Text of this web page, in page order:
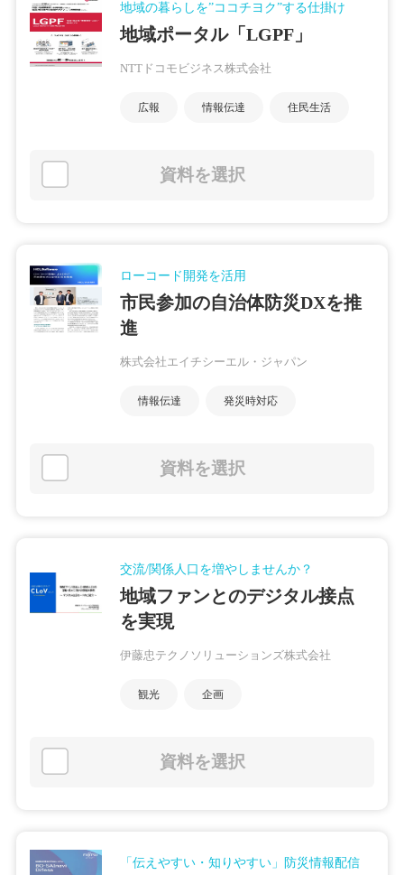
地域の暮らしを”ココチヨク”する仕掛け
地域ポータル「LGPF」
NTTドコモビジネス株式会社
広報 情報伝達 住民生活
資料を選択
ローコード開発を活用
市民参加の自治体防災DXを推
進
株式会社エイチシーエル・ジャパン
情報伝達 発災時対応
資料を選択
交流/関係人口を増やしませんか？
地域ファンとのデジタル接点
を実現
伊藤忠テクノソリューションズ株式会社
観光 企画
資料を選択
「伝えやすい・知りやすい」防災情報配信